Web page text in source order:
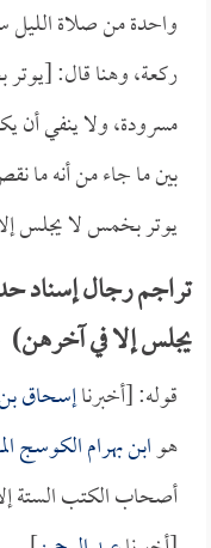
واحدة من صلاة
ركعة، وهنا قال:
مسرودة، ولا ينفي أن
بين ما جاء من أنه ما
يوتر بخمس لا يجلس
تراجم رجال إسناد
يجلس إلا في آخرهن)
قوله: [أخبرناإسحاق
هوابن بهرام الكوسج
أصحاب الكتب الستة